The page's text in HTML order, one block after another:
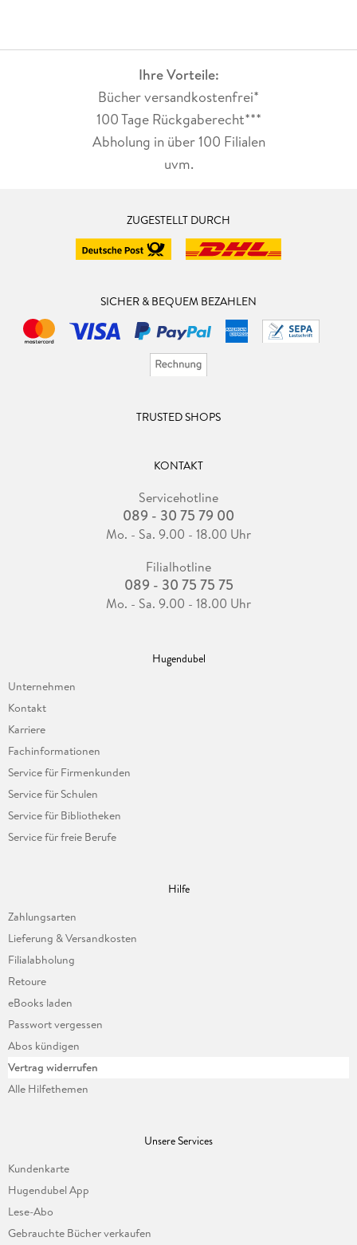
Ihre Vorteile:
Bücher versandkostenfrei*
100 Tage Rückgaberecht***
Abholung in über 100 Filialen
uvm.
ZUGESTELLT DURCH
SICHER & BEQUEM BEZAHLEN
TRUSTED SHOPS
KONTAKT
Servicehotline
089 - 30 75 79 00
Mo. - Sa. 9.00 - 18.00 Uhr
Filialhotline
089 - 30 75 75 75
Mo. - Sa. 9.00 - 18.00 Uhr
Hugendubel
Unternehmen
Kontakt
Karriere
Fachinformationen
Service für Firmenkunden
Service für Schulen
Service für Bibliotheken
Service für freie Berufe
Hilfe
Zahlungsarten
Lieferung & Versandkosten
Filialabholung
Retoure
eBooks laden
Passwort vergessen
Abos kündigen
Vertrag widerrufen
Alle Hilfethemen
Unsere Services
Kundenkarte
Hugendubel App
Lese-Abo
Gebrauchte Bücher verkaufen